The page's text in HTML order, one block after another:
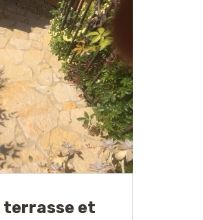
terrasse et